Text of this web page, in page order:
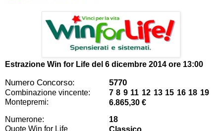
Estrazione Win for Life del 6 dicembre 2014 ore 13:00
Numero Concorso: 5770
Combinazione vincente:
7 8 9 11 12 13 15 16 18 19
Montepremi:
6.865,30 €
Numerone:
18
Quote Win for Life
Classico